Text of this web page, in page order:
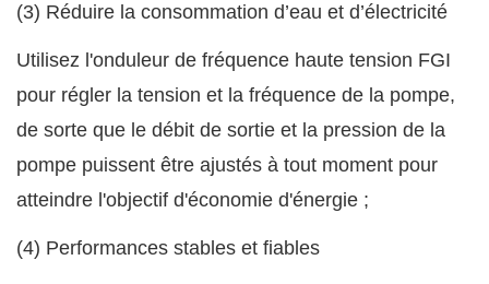
(3) Réduire la consommation d’eau et d’électricité
Utilisez l'onduleur de fréquence haute tension FGI
pour régler la tension et la fréquence de la pompe,
de sorte que le débit de sortie et la pression de la
pompe puissent être ajustés à tout moment pour
atteindre l'objectif d'économie d'énergie ;
(4) Performances stables et fiables